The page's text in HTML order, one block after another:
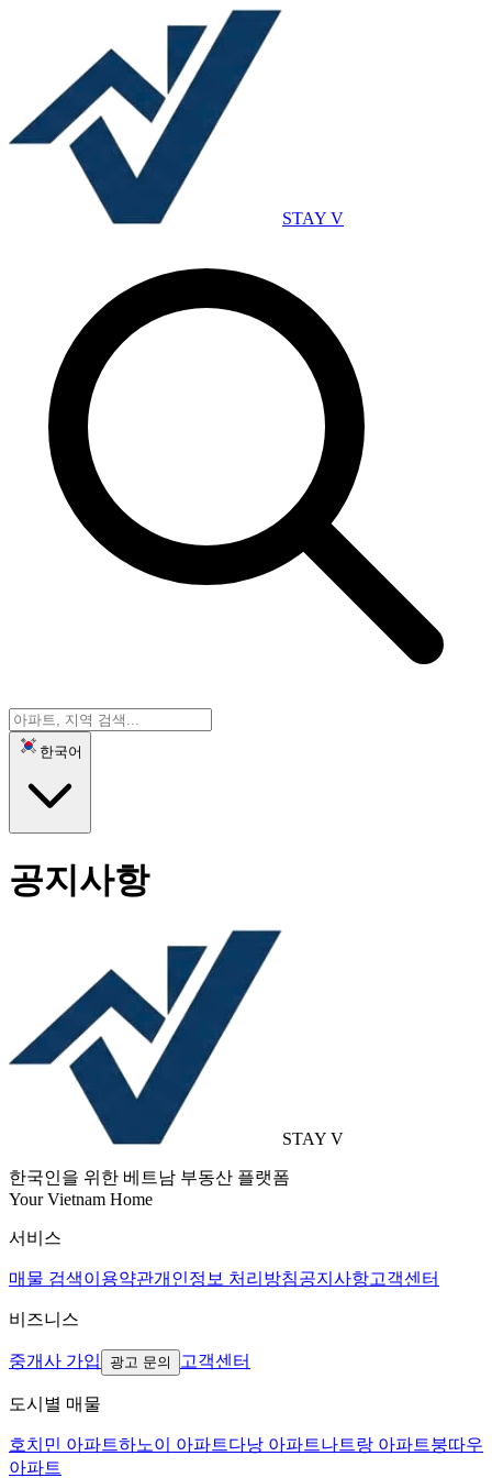
STAY V
한국어
공지사항
STAY V
한국인을 위한 베트남 부동산 플랫폼
Your Vietnam Home
서비스
매물 검색이용약관개인정보 처리방침공지사항고객센터
비즈니스
중개사 가입 광고 문의 고객센터
도시별 매물
호치민 아파트하노이 아파트다낭 아파트나트랑 아파트붕따우
아파트